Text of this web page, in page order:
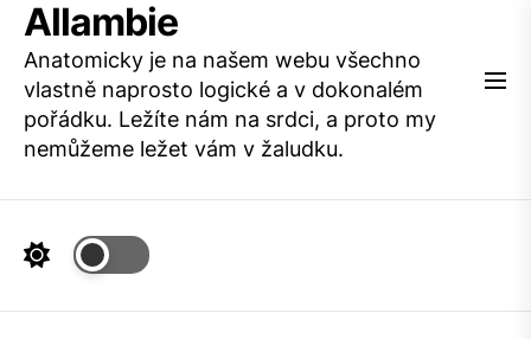
Skip
the
content
Allambie
Anatomicky je na našem webu všechno
vlastně naprosto logické a v dokonalém
pořádku. Ležíte nám na srdci, a proto my
nemůžeme ležet vám v žaludku.